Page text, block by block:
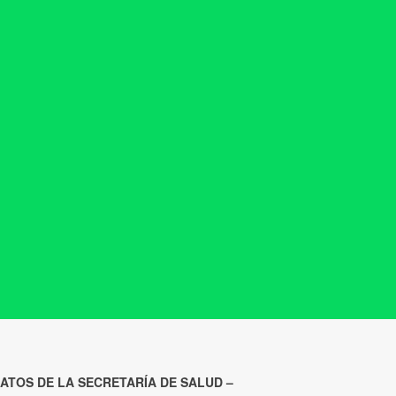
DE LA SECRETARÍA DE SALUD –